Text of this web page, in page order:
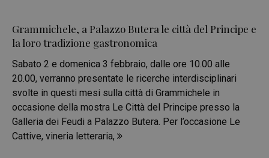
Grammichele, a Palazzo Butera le città del Principe e
la loro tradizione gastronomica
Sabato 2 e domenica 3 febbraio, dalle ore 10.00 alle
20.00, verranno presentate le ricerche interdisciplinari
svolte in questi mesi sulla città di Grammichele in
occasione della mostra Le Città del Principe presso la
Galleria dei Feudi a Palazzo Butera. Per l’occasione Le
Cattive, vineria letteraria,